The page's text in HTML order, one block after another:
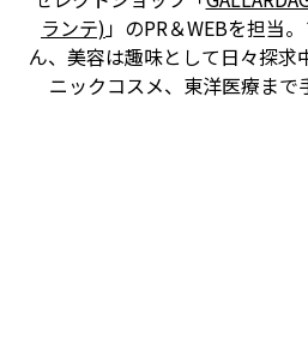
ランテ)」のPR＆WEBを担当
ん、美容は趣味として日々探求
ニックコスメ、東洋医療まで